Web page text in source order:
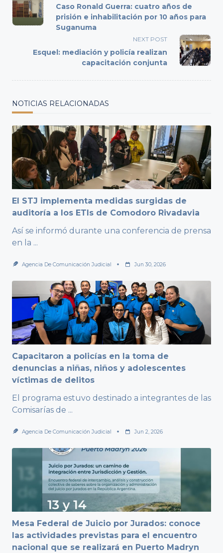
class="nav-
subtitle
screen-
text">Page</span>
Caso Ronald Guerra: cuatro años de
prisión e inhabilitación por 10 años para
Suganuma
NEXT POST
Esquel: mediación y policía realizan
capacitación conjunta
NOTICIAS RELACIONADAS
El STJ implementa medidas surgidas de
auditoría a los ETIs de Comodoro Rivadavia
Así se informó durante una conferencia de prensa
en la ...
Agencia De Comunicación Judicial Jun 30, 2026
Capacitaron a policías en la toma de
denuncias a niñas, niños y adolescentes
víctimas de delitos
El programa estuvo destinado a integrantes de las
Comisarías de ...
Agencia De Comunicación Judicial Jun 2, 2026
Mesa Federal de Juicio por Jurados: conoce
las actividades previstas para el encuentro
nacional que se realizará en Puerto Madryn